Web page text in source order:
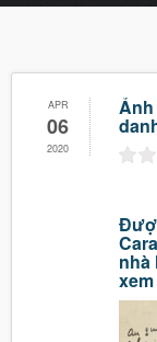
APR
06
2020
Ảnh
nhà